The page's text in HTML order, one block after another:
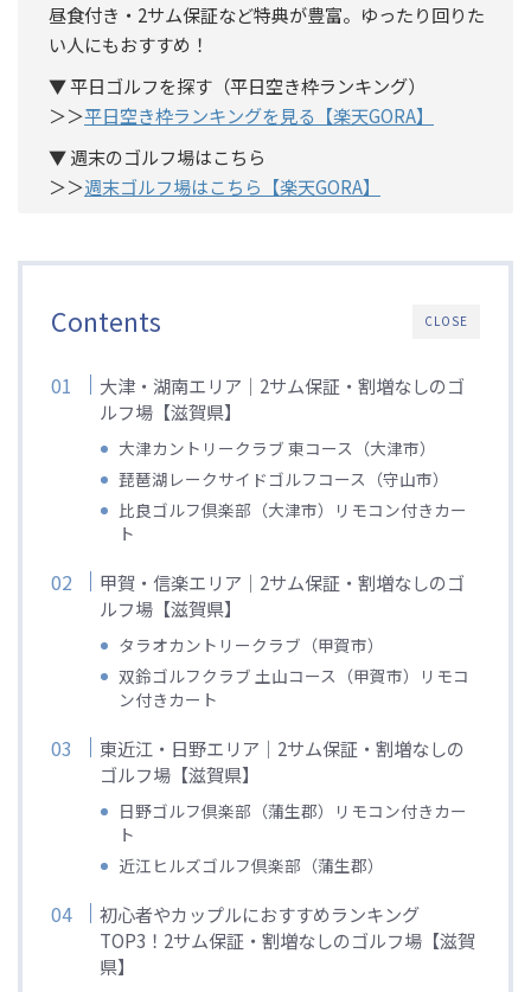
昼食付き・2サム保証など特典が豊富。ゆったり回りた
い人にもおすすめ！
▼ 平日ゴルフを探す（平日空き枠ランキング）
＞＞平日空き枠ランキングを見る【楽天GORA】
▼ 週末のゴルフ場はこちら
＞＞週末ゴルフ場はこちら【楽天GORA】
CLOSE
Contents
大津・湖南エリア｜2サム保証・割増なしのゴ
ルフ場【滋賀県】
大津カントリークラブ 東コース（大津市）
琵琶湖レークサイドゴルフコース（守山市）
比良ゴルフ倶楽部（大津市）リモコン付きカー
ト
甲賀・信楽エリア｜2サム保証・割増なしのゴ
ルフ場【滋賀県】
タラオカントリークラブ（甲賀市）
双鈴ゴルフクラブ 土山コース（甲賀市）リモコ
ン付きカート
東近江・日野エリア｜2サム保証・割増なしの
ゴルフ場【滋賀県】
日野ゴルフ倶楽部（蒲生郡）リモコン付きカー
ト
近江ヒルズゴルフ倶楽部（蒲生郡）
初心者やカップルにおすすめランキング
TOP3！2サム保証・割増なしのゴルフ場【滋賀
県】